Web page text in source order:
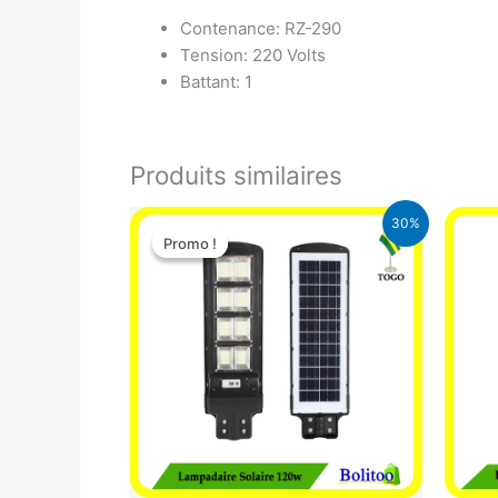
Contenance: RZ-290
Tension: 220 Volts
Battant: 1
Produits similaires
30%
Promo !
Promo !
Le
initial
était :
50.000 CFA.
Le
actuel
est :
35.000 CFA.